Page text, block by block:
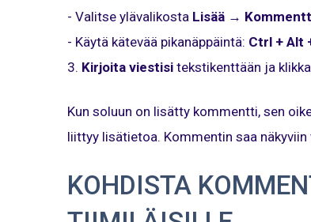
- Valitse ylävalikosta Lisää →
- Käytä kätevää pikanäppäintä: Ctrl + Alt
3. Kirjoita viestisi tekstikenttään ja
Kun soluun on lisätty kommentti, sen
liittyy lisätietoa. Kommentin saa
KOHDISTA